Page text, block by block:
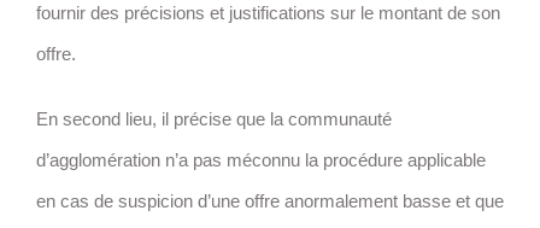
fournir des précisions et justifications sur le montant de son
offre.
En second lieu, il précise que la communauté
d’agglomération n’a pas méconnu la procédure applicable
en cas de suspicion d’une offre anormalement basse et que